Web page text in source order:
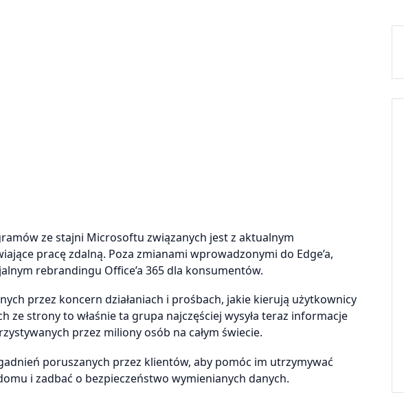
ze stajni Microsoftu związanych jest z aktualnym
pracę zdalną. Poza zmianami wprowadzonymi do Edge’a,
rebrandingu Office’a 365 dla konsumentów.
przez koncern działaniach i prośbach, jakie kierują użytkownicy
ze strony to właśnie ta grupa najczęściej wysyła teraz informacje
przez miliony osób na całym świecie.
poruszanych przez klientów, aby pomóc im utrzymywać
i zadbać o bezpieczeństwo wymienianych danych.